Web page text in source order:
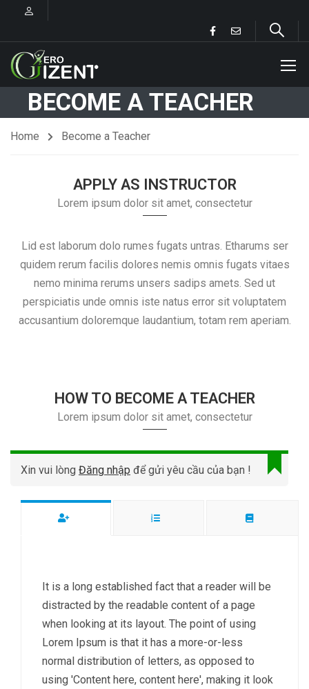
BECOME A TEACHER
Home Become a Teacher
APPLY AS INSTRUCTOR
Lorem ipsum dolor sit amet, consectetur
Lid est laborum dolo rumes fugats untras. Etharums ser
quidem rerum facilis dolores nemis omnis fugats vitaes
nemo minima rerums unsers sadips amets. Sed ut
perspiciatis unde omnis iste natus error sit voluptatem
accusantium doloremque laudantium, totam rem aperiam.
HOW TO BECOME A TEACHER
Lorem ipsum dolor sit amet, consectetur
Xin vui lòng Đăng nhập để gửi yêu cầu của bạn !
It is a long established fact that a reader will be
distracted by the readable content of a page
when looking at its layout. The point of using
Lorem Ipsum is that it has a more-or-less
normal distribution of letters, as opposed to
using 'Content here, content here', making it look